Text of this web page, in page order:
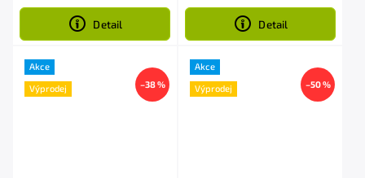
Detail Detail
Akce
Výprodej –38 %
Akce
Výprodej –50 %